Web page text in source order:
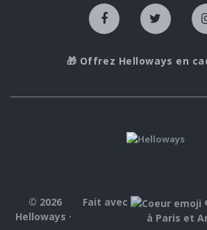
🎁 Offrez Helloways en
© 2026
Helloways ·
Fait avec
à Paris et